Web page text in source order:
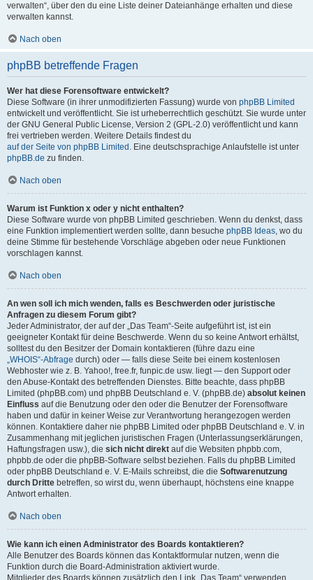
verwalten“, über den du eine Liste deiner Dateianhänge erhalten und diese
verwalten kannst.
Nach oben
phpBB betreffende Fragen
Wer hat diese Forensoftware entwickelt?
Diese Software (in ihrer unmodifizierten Fassung) wurde von phpBB Limited
entwickelt und veröffentlicht. Sie ist urheberrechtlich geschützt. Sie wurde unter
der GNU General Public License, Version 2 (GPL-2.0) veröffentlicht und kann
frei vertrieben werden. Weitere Details findest du
auf der Seite von phpBB Limited . Eine deutschsprachige Anlaufstelle ist unter
phpBB.de zu finden.
Nach oben
Warum ist Funktion x oder y nicht enthalten?
Diese Software wurde von phpBB Limited geschrieben. Wenn du denkst, dass
eine Funktion implementiert werden sollte, dann besuche phpBB Ideas, wo du
deine Stimme für bestehende Vorschläge abgeben oder neue Funktionen
vorschlagen kannst.
Nach oben
An wen soll ich mich wenden, falls es Beschwerden oder juristische
Anfragen zu diesem Forum gibt?
Jeder Administrator, der auf der „Das Team“-Seite aufgeführt ist, ist ein
geeigneter Kontakt für deine Beschwerde. Wenn du so keine Antwort erhältst,
solltest du den Besitzer der Domain kontaktieren (führe dazu eine
„WHOIS“-Abfrage durch) oder — falls diese Seite bei einem kostenlosen
Webhoster wie z. B. Yahoo!, free.fr, funpic.de usw. liegt — den Support oder
den Abuse-Kontakt des betreffenden Dienstes. Bitte beachte, dass phpBB
Limited (phpBB.com) und phpBB Deutschland e. V. (phpBB.de) absolut keinen
Einfluss auf die Benutzung oder den oder die Benutzer der Forensoftware
haben und dafür in keiner Weise zur Verantwortung herangezogen werden
können. Kontaktiere daher nie phpBB Limited oder phpBB Deutschland e. V. in
Zusammenhang mit jeglichen juristischen Fragen (Unterlassungserklärungen,
Haftungsfragen usw.), die sich nicht direkt auf die Websiten phpbb.com,
phpbb.de oder die phpBB-Software selbst beziehen. Falls du phpBB Limited
oder phpBB Deutschland e. V. E-Mails schreibst, die die Softwarenutzung
durch Dritte betreffen, so wirst du, wenn überhaupt, höchstens eine knappe
Antwort erhalten.
Nach oben
Wie kann ich einen Administrator des Boards kontaktieren?
Alle Benutzer des Boards können das Kontaktformular nutzen, wenn die
Funktion durch die Board-Administration aktiviert wurde.
Mitglieder des Boards können zusätzlich den Link „Das Team“ verwenden.